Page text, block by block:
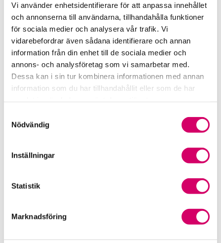
Vi använder enhetsidentifierare för att anpassa innehållet
och annonserna till användarna, tillhandahålla funktioner
för sociala medier och analysera vår trafik. Vi
vidarebefordrar även sådana identifierare och annan
information från din enhet till de sociala medier och
annons- och analysföretag som vi samarbetar med.
Dessa kan i sin tur kombinera informationen med annan
information som du har tillhandahållit eller som de har
Nödvändig
Inställningar
Statistik
Marknadsföring
Samverkan med myndigheter och organisationer
Srf Fokusrapport 2024 – insikter för hållbart
företagande
Våra nyhetskanaler
Tidningen Konsulten
Öppet brev till Myndigheten för yrkeshögskolan
Framtidsutsikter i lönebranschen